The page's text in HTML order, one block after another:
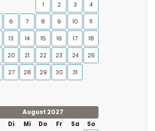
1
2 3 4
6 7 8 9 10 11
13 14 15 16 17 18
20 21 22 23 24 25
27 28 29 30 31
August 2027
Di Mi Do Fr Sa So